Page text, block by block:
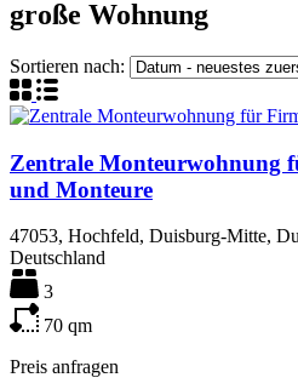
große Wohnung
Sortieren nach:
Zentrale Monteurwohnung
und Monteure
47053, Hochfeld, Duisburg-Mitte,
Deutschland
3
70 qm
Preis anfragen